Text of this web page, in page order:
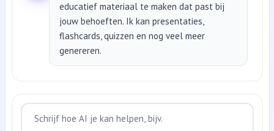
educatief materiaal te maken dat past bij
jouw behoeften. Ik kan presentaties,
flashcards, quizzen en nog veel meer
genereren.